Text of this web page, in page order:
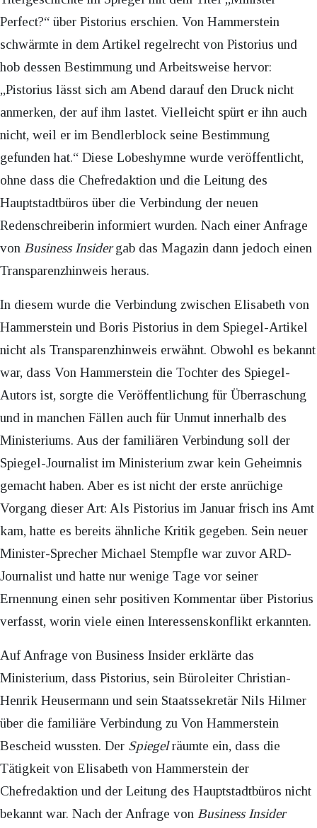
Perfect?“ über Pistorius erschien. Von Hammerstein
schwärmte in dem Artikel regelrecht von Pistorius und
hob dessen Bestimmung und Arbeitsweise hervor:
„Pistorius lässt sich am Abend darauf den Druck nicht
anmerken, der auf ihm lastet. Vielleicht spürt er ihn auch
nicht, weil er im Bendlerblock seine Bestimmung
gefunden hat.“ Diese Lobeshymne wurde veröffentlicht,
ohne dass die Chefredaktion und die Leitung des
Hauptstadtbüros über die Verbindung der neuen
Redenschreiberin informiert wurden. Nach einer Anfrage
von Business Insidergab das Magazin dann jedoch einen
Transparenzhinweis heraus.
In diesem wurde die Verbindung zwischen Elisabeth von
Hammerstein und Boris Pistorius in dem Spiegel-Artikel
nicht als Transparenzhinweis erwähnt. Obwohl es bekannt
war, dass Von Hammerstein die Tochter des Spiegel-
Autors ist, sorgte die Veröffentlichung für Überraschung
und in manchen Fällen auch für Unmut innerhalb des
Ministeriums. Aus der familiären Verbindung soll der
Spiegel-Journalist im Ministerium zwar kein Geheimnis
gemacht haben. Aber es ist nicht der erste anrüchige
Vorgang dieser Art: Als Pistorius im Januar frisch ins Amt
kam, hatte es bereits ähnliche Kritik gegeben. Sein neuer
Minister-Sprecher Michael Stempfle war zuvor ARD-
Journalist und hatte nur wenige Tage vor seiner
Ernennung einen sehr positiven Kommentar über Pistorius
verfasst, worin viele einen Interessenskonflikt erkannten.
Auf Anfrage von Business Insider erklärte das
Ministerium, dass Pistorius, sein Büroleiter Christian-
Henrik Heusermann und sein Staatssekretär Nils Hilmer
über die familiäre Verbindung zu Von Hammerstein
Bescheid wussten. Der Spiegelräumte ein, dass die
Tätigkeit von Elisabeth von Hammerstein der
Chefredaktion und der Leitung des Hauptstadtbüros nicht
bekannt war. Nach der Anfrage von Business Insider